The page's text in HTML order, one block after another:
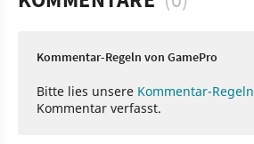
Kommentar-Regeln von GamePro
Bitte lies unsere Kommentar-Regeln
Kommentar verfasst.